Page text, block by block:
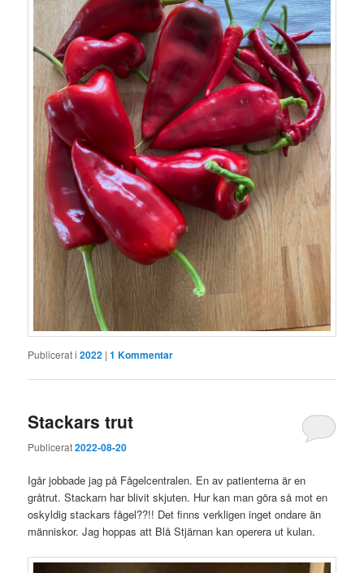
Publicerat i 2022 |1 Kommentar
Stackars trut
Publicerat2022-08-20
Igår jobbade jag på Fågelcentralen. En av patienterna är en
gråtrut. Stackarn har blivit skjuten. Hur kan man göra så mot en
oskyldig stackars fågel??!! Det finns verkligen inget ondare än
människor. Jag hoppas att Blå Stjärnan kan operera ut kulan.